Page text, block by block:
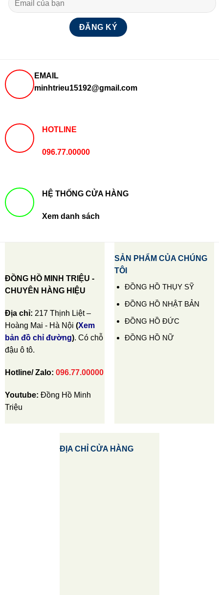
EMAIL
minhtrieu15192@gmail.com
HOTLINE
096.77.00000
HỆ THỐNG CỬA HÀNG
Xem danh sách
ĐỒNG HỒ MINH TRIỆU -
CHUYÊN HÀNG HIỆU
Địa chỉ: 217 Thịnh Liệt –
Hoàng Mai - Hà Nội (Xem
bản đồ chỉ đường). Có chỗ
đậu ô tô.
Hotline/ Zalo: 096.77.00000
Youtube: Đồng Hồ Minh
Triệu
SẢN PHẨM CỦA CHÚNG
TÔI
ĐỒNG HỒ THỤY SỸ
ĐỒNG HỒ NHẬT BẢN
ĐỒNG HỒ ĐỨC
ĐỒNG HỒ NỮ
ĐỊA CHỈ CỬA HÀNG